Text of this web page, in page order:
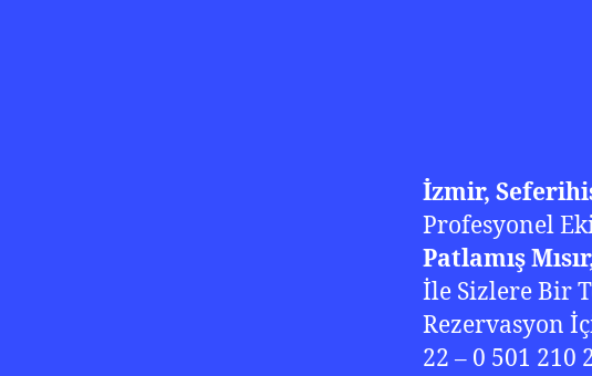
İzmir,
Profesyonel
Patlamış
İle Sizlere Bir
Rezervasyon
22 – 0 501 210